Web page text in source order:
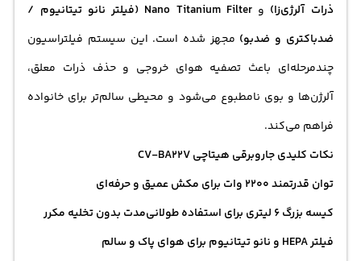
ذرات آلرژی‌زا) و
Nano Titanium Filter (فیلتر نانو تیتانیوم /
ضدباکتری و ضدبو) مجهز شده است. این سیستم فیلتراسیون
چندمرحله‌ای باعث تصفیه هوای خروجی و حذف ذرات معلق،
آلرژن‌ها و بوی نامطبوع می‌شود و محیطی سالم‌تر برای خانواده
فراهم می‌کند.
نکات کلیدی جاروبرقی هیتاچی CV-BA22V
توان قدرتمند 2200 وات برای مکش عمیق و حرفه‌ای
کیسه بزرگ 6 لیتری برای استفاده طولانی‌مدت بدون تخلیه مکرر
فیلتر HEPA و نانو تیتانیوم برای هوای پاک و سالم